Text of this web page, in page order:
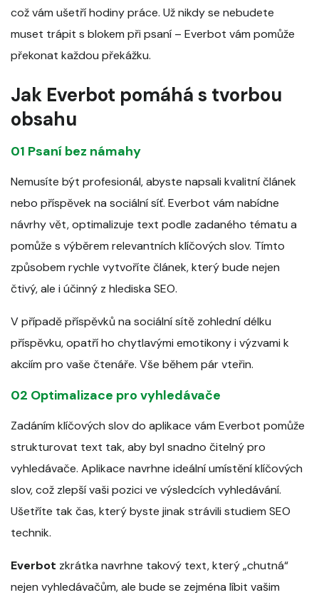
což vám ušetří hodiny práce. Už nikdy se nebudete
muset trápit s blokem při psaní – Everbot vám pomůže
překonat každou překážku.
Jak Everbot pomáhá s tvorbou
obsahu
01 Psaní bez námahy
Nemusíte být profesionál, abyste napsali kvalitní článek
nebo příspěvek na sociální síť. Everbot vám nabídne
návrhy vět, optimalizuje text podle zadaného tématu a
pomůže s výběrem relevantních klíčových slov. Tímto
způsobem rychle vytvoříte článek, který bude nejen
čtivý, ale i účinný z hlediska SEO.
V případě příspěvků na sociální sítě zohlední délku
příspěvku, opatří ho chytlavými emotikony i výzvami k
akciím pro vaše čtenáře. Vše během pár vteřin.
02 Optimalizace pro vyhledávače
Zadáním klíčových slov do aplikace vám Everbot pomůže
strukturovat text tak, aby byl snadno čitelný pro
vyhledávače. Aplikace navrhne ideální umístění klíčových
slov, což zlepší vaši pozici ve výsledcích vyhledávání.
Ušetříte tak čas, který byste jinak strávili studiem SEO
technik.
Everbot zkrátka navrhne takový text, který „chutná“
nejen vyhledávačům, ale bude se zejména líbit vašim